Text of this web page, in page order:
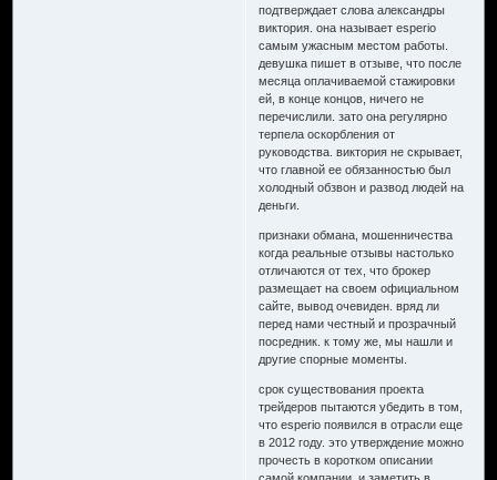
подтверждает слова александры
виктория. она называет esperio
самым ужасным местом работы.
девушка пишет в отзыве, что после
месяца оплачиваемой стажировки
ей, в конце концов, ничего не
перечислили. зато она регулярно
терпела оскорбления от
руководства. виктория не скрывает,
что главной ее обязанностью был
холодный обзвон и развод людей на
деньги.
признаки обмана, мошенничества
когда реальные отзывы настолько
отличаются от тех, что брокер
размещает на своем официальном
сайте, вывод очевиден. вряд ли
перед нами честный и прозрачный
посредник. к тому же, мы нашли и
другие спорные моменты.
срок существования проекта
трейдеров пытаются убедить в том,
что esperio появился в отрасли еще
в 2012 году. это утверждение можно
прочесть в коротком описании